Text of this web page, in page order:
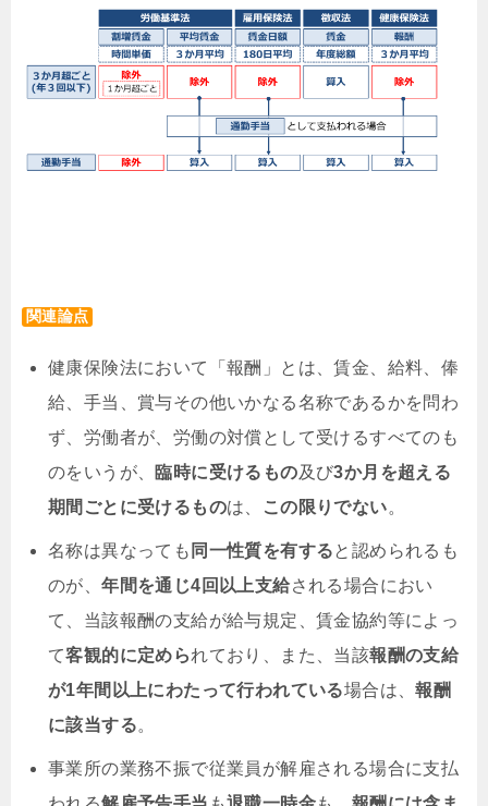
関連論点
健康保険法において「報酬」とは、賃金、給料、俸
給、手当、賞与その他いかなる名称であるかを問わ
ず、労働者が、労働の対償として受けるすべてのも
のをいうが、 臨時に受けるもの及び3か月を超える
期間ごとに受けるものは、 この限りでない。
名称は異なっても 同一性質を有すると認められるも
のが、年間を通じ4回以上支給される場合におい
て、当該報酬の支給が給与規定、賃金協約等によっ
て客観的に定められており、また、当該報酬の支給
が1年間以上にわたって行われている場合は、報酬
に該当する。
事業所の業務不振で従業員が解雇される場合に支払